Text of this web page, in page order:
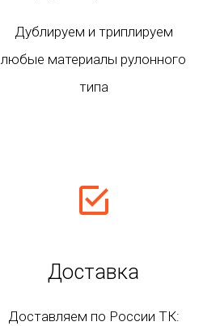
Дублируем и триплируем
любые материалы рулонного
типа
Доставка
Доставляем по России ТК: